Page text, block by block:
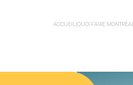
ACCUEIL |QUOI FAIRE MONTRÉAL